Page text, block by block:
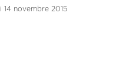
14 novembre 2015